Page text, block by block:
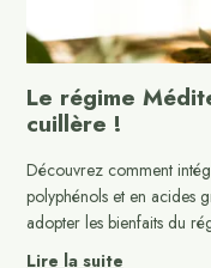
Le régime
cuillère !
Découvrez comment
polyphénols et en acides
adopter les bienfaits du
Lire la suite